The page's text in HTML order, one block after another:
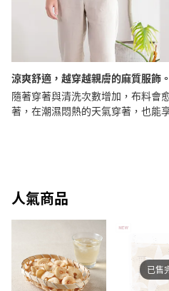
涼爽舒適，越穿越親膚的麻質服飾。
隨著穿著與清洗次數增加，布料會
著，在潮濕悶熱的天氣穿著，也能
人氣商品
已售